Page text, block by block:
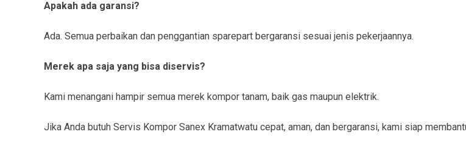
Apakah ada garansi?
Ada. Semua perbaikan dan penggantian sparepart bergaransi sesuai jenis pekerjaannya.
Merek apa saja yang bisa diservis?
Kami menangani hampir semua merek kompor tanam, baik gas maupun elektrik.
Jika Anda butuh Servis Kompor Sanex Kramatwatu cepat, aman, dan bergaransi, kami siap